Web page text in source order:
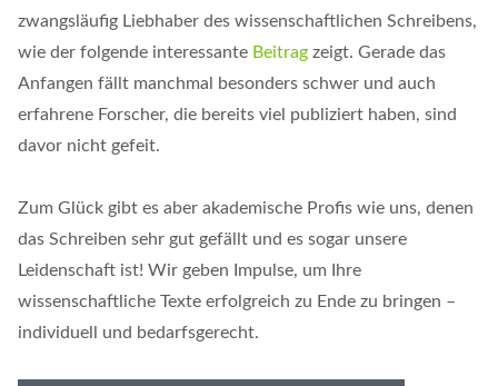
zwangsläufig Liebhaber des wissenschaftlichen Schreibens,
wie der folgende interessante Beitrag zeigt. Gerade das
Anfangen fällt manchmal besonders schwer und auch
erfahrene Forscher, die bereits viel publiziert haben, sind
davor nicht gefeit.
Zum Glück gibt es aber akademische Profis wie uns, denen
das Schreiben sehr gut gefällt und es sogar unsere
Leidenschaft ist! Wir geben Impulse, um Ihre
wissenschaftliche Texte erfolgreich zu Ende zu bringen –
individuell und bedarfsgerecht.